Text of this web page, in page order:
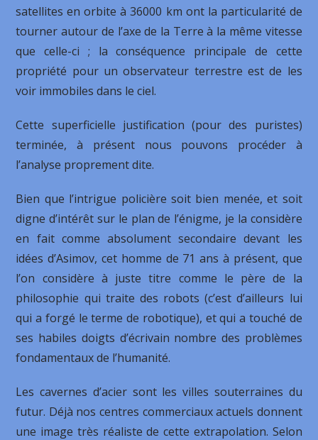
satellites en orbite à 36000 km ont la particularité de
tourner autour de l’axe de la Terre à la même vitesse
que celle-ci ; la conséquence principale de cette
propriété pour un observateur terrestre est de les
voir immobiles dans le ciel.
Cette superficielle justification (pour des puristes)
terminée, à présent nous pouvons procéder à
l’analyse proprement dite.
Bien que l’intrigue policière soit bien menée, et soit
digne d’intérêt sur le plan de l’énigme, je la considère
en fait comme absolument secondaire devant les
idées d’Asimov, cet homme de 71 ans à présent, que
l’on considère à juste titre comme le père de la
philosophie qui traite des robots (c’est d’ailleurs lui
qui a forgé le terme de robotique), et qui a touché de
ses habiles doigts d’écrivain nombre des problèmes
fondamentaux de l’humanité.
Les cavernes d’acier sont les villes souterraines du
futur. Déjà nos centres commerciaux actuels donnent
une image très réaliste de cette extrapolation. Selon